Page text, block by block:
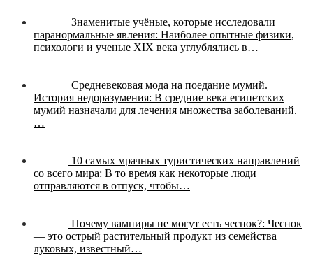
Знаменитые учёные, которые исследовали
паранормальные явления: Наиболее опытные физики,
психологи и ученые XIX века углублялись в…
Средневековая мода на поедание мумий.
История недоразумения: В средние века египетских
мумий назначали для лечения множества заболеваний.
…
10 самых мрачных туристических направлений
со всего мира: В то время как некоторые люди
отправляются в отпуск, чтобы…
Почему вампиры не могут есть чеснок?: Чеснок
— это острый растительный продукт из семейства
луковых, известный…